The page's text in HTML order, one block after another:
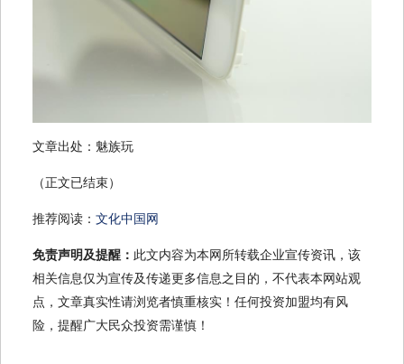
文章出处：魅族玩
（正文已结束）
推荐阅读： 文化中国网
免责声明及提醒： 此文内容为本网所转载企业宣传资讯，该
相关信息仅为宣传及传递更多信息之目的，不代表本网站观
点，文章真实性请浏览者慎重核实！任何投资加盟均有风
险，提醒广大民众投资需谨慎！